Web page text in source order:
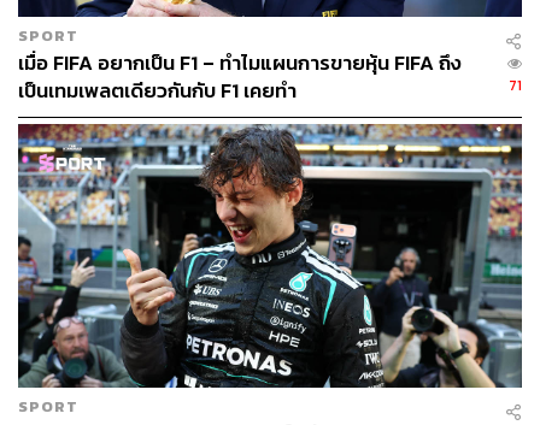
SPORT
เมื่อ FIFA อยากเป็น F1 – ทำไมแผนการขายหุ้น FIFA ถึง
เป็นเทมเพลตเดียวกันกับ F1 เคยทำ
71
SPORT